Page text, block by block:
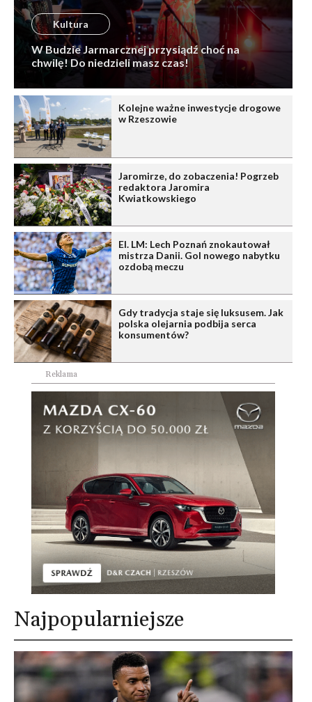
Kultura
W Budzie Jarmarcznej przysiądź choć na
chwilę! Do niedzieli masz czas!
Kolejne ważne inwestycje drogowe
w Rzeszowie
Jaromirze, do zobaczenia! Pogrzeb
redaktora Jaromira
Kwiatkowskiego
El. LM: Lech Poznań znokautował
mistrza Danii. Gol nowego nabytku
ozdobą meczu
Gdy tradycja staje się luksusem. Jak
polska olejarnia podbija serca
konsumentów?
Reklama
Najpopularniejsze